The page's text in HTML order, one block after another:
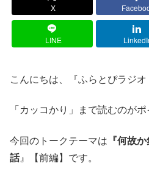
X
LINE
こんにちは、『ふらとぴラジオ
「カッコかり」まで読むのがポ
今回のトークテーマは 『何故
話』【前編】です。